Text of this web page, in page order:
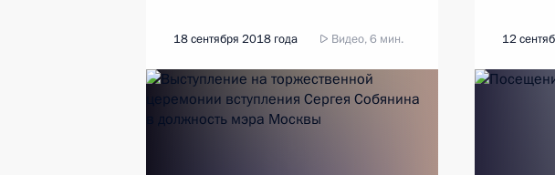
18 сентября 2018 года Видео, 6 мин. 12